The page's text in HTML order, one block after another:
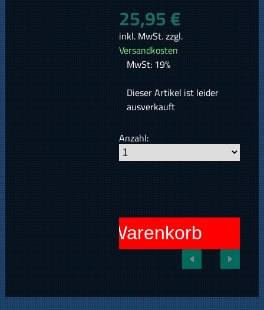
25,95 €
inkl. MwSt. zzgl.
Versandkosten
MwSt: 19%
Dieser Artikel ist leider
ausverkauft
Anzahl:
In den Warenkorb